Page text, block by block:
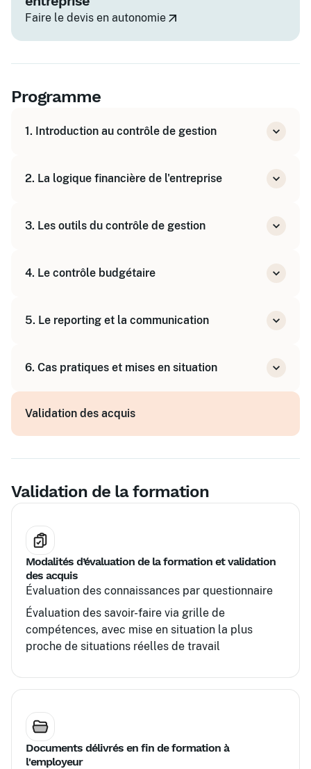
Faire le devis en autonomie
Programme
1. Introduction au contrôle de gestion
Rôle du contrôleur de gestion comme
2. La logique financière de l'entreprise
(bilan, compte de résultat)
3. Les outils du contrôle de gestion
coût variable)
performance
4. Le contrôle budgétaire
réalisé
5. Le reporting et la communication
Présentation des résultats aux opérationnels
6. Cas pratiques et mises en situation
concrètes
Utilisation d'outils informatiques (Excel,
Validation des acquis
Validation de la formation
Modalités d’évaluation de la formation et validation
des acquis
Évaluation des connaissances par questionnaire
Évaluation des savoir-faire via grille de
compétences, avec mise en situation la plus
proche de situations réelles de travail
Documents délivrés en fin de formation à
l'employeur